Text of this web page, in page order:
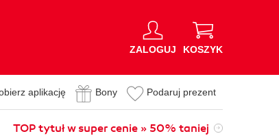
ZALOGUJ KOSZYK
aplikację Bony Podaruj prezent
TOP tytuł w super cenie » 50% taniej